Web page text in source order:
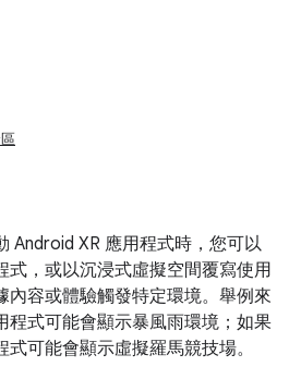
Android XR 應用程式時，您可以
式，或以沉浸式虛擬空間覆寫使用
內容或體驗觸發特定環境。舉例來
程式可能會顯示暴風雨環境；如果
可能會顯示虛擬羅馬競技場。